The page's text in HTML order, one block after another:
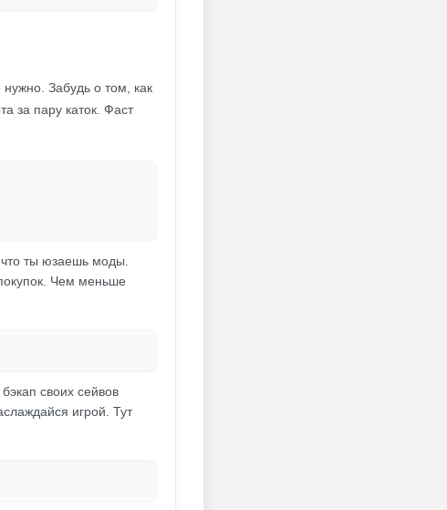
Забудь о том, как
за пару каток. Фаст
ты юзаешь моды.
Чем меньше
своих сейвов
игрой. Тут